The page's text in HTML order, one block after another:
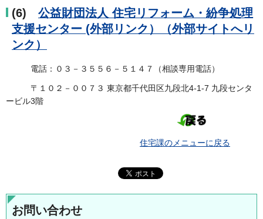
(6) 公益財団法人 住宅リフォーム・紛争処理
支援センター (外部リンク）（外部サイトへリ
ンク）
電話：０３－３５５６－５１４７（相談専用電話）
〒１０２－００７３ 東京都千代田区九段北4-1-7 九段センタ
ービル3階
住宅課のメニューに戻る
お問い合わせ